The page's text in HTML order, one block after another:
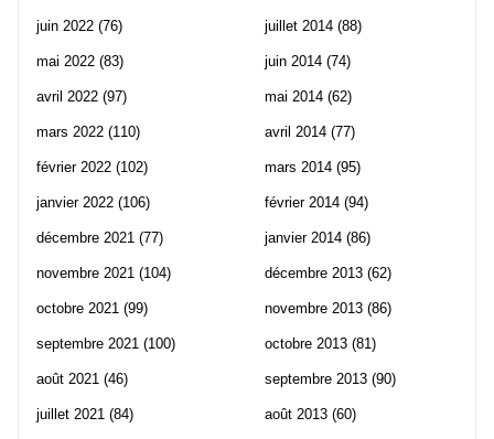
juin 2022 (76)
mai 2022 (83)
avril 2022 (97)
mars 2022 (110)
février 2022 (102)
janvier 2022 (106)
décembre 2021 (77)
novembre 2021 (104)
octobre 2021 (99)
septembre 2021 (100)
août 2021 (46)
juillet 2021 (84)
juillet 2014 (88)
juin 2014 (74)
mai 2014 (62)
avril 2014 (77)
mars 2014 (95)
février 2014 (94)
janvier 2014 (86)
décembre 2013 (62)
novembre 2013 (86)
octobre 2013 (81)
septembre 2013 (90)
août 2013 (60)